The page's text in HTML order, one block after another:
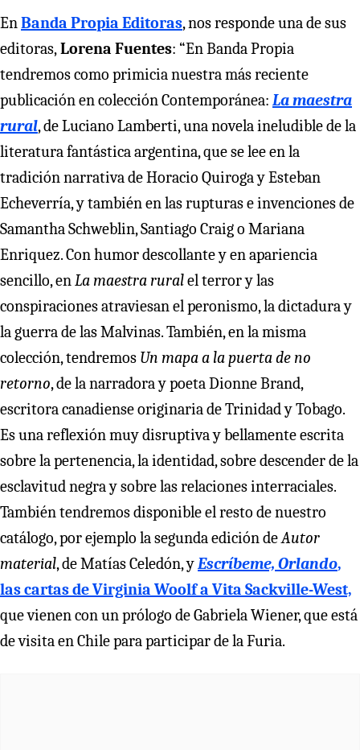
EnBanda Propia Editoras, nos responde una de sus
editoras,Lorena Fuentes: “En Banda Propia
tendremos como primicia nuestra más reciente
publicación en colección Contemporánea: La maestra
rural, de Luciano Lamberti, una novela ineludible de la
literatura fantástica argentina, que se lee en la
tradición narrativa de Horacio Quiroga y Esteban
Echeverría, y también en las rupturas e invenciones de
Samantha Schweblin, Santiago Craig o Mariana
Enriquez. Con humor descollante y en apariencia
sencillo, enLa maestra ruralel terror y las
conspiraciones atraviesan el peronismo, la dictadura y
la guerra de las Malvinas. También, en la misma
colección, tendremos Un mapa a la puerta de no
retorno, de la narradora y poeta Dionne Brand,
escritora canadiense originaria de Trinidad y Tobago.
Es una reflexión muy disruptiva y bellamente escrita
sobre la pertenencia, la identidad, sobre descender de la
esclavitud negra y sobre las relaciones interraciales.
También tendremos disponible el resto de nuestro
catálogo, por ejemplo la segunda edición deAutor
material, de Matías Celedón, yEscríbeme, Orlando,
las cartas de Virginia Woolf a Vita Sackville-West,
que vienen con un prólogo de Gabriela Wiener, que está
de visita en Chile para participar de la Furia.